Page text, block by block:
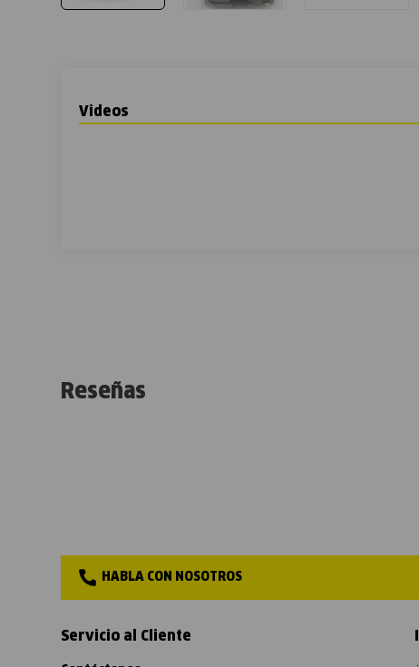
Videos
Reseñas
HABLA CON NOSOTROS
Servicio al Cliente